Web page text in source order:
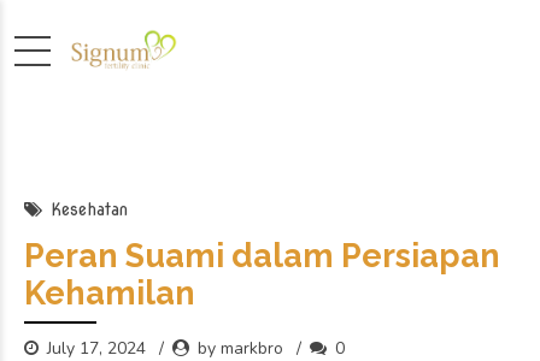
Kesehatan
Peran Suami dalam Persiapan
Kehamilan
July 17, 2024 by markbro 0